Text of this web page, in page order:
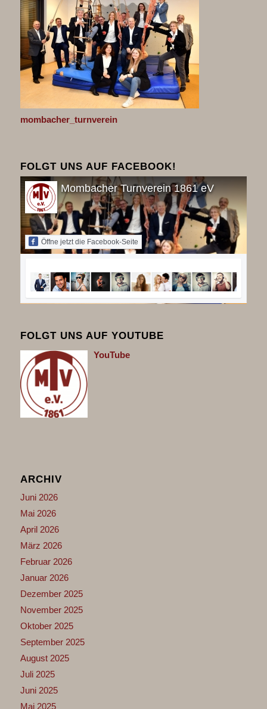
mombacher_turnverein
FOLGT UNS AUF FACEBOOK!
Mombacher Turnverein 1861 eV
Öffne jetzt die Facebook-Seite
FOLGT UNS AUF YOUTUBE
YouTube
ARCHIV
Juni 2026
Mai 2026
April 2026
März 2026
Februar 2026
Januar 2026
Dezember 2025
November 2025
Oktober 2025
September 2025
August 2025
Juli 2025
Juni 2025
Mai 2025